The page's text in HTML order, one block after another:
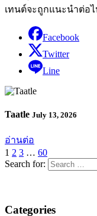
เทนต์จะถูกแนะนำต่อ
Facebook
Twitter
Line
Taatle July 13, 2026
อ่านต่อ
1 2 3 … 60
Search for:
Categories